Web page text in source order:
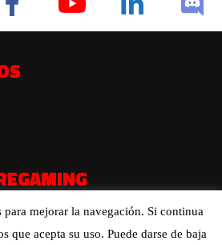
los derechos reservados
mejorar la navegación. Si continua
que acepta su uso. Puede darse de baja